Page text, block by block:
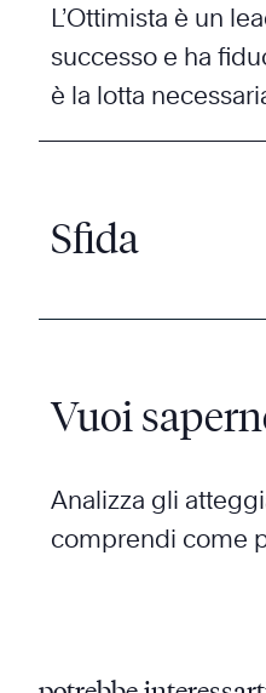
L’Ottimista è un
successo e ha
è la lotta
Sfida
Vuoi
Analizza gli
comprendi come